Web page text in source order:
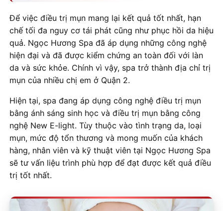
Để việc điều trị mụn mang lại kết quả tốt nhất, hạn
chế tối đa nguy cơ tái phát cũng như phục hồi da hiệu
quả. Ngọc Hương Spa đã áp dụng những công nghệ
hiện đại và đã được kiểm chứng an toàn đối với làn
da và sức khỏe. Chính vì vậy, spa trở thành địa chỉ trị
mụn của nhiều chị em ở Quận 2.
Hiện tại, spa đang áp dụng công nghệ điều trị mụn
bằng ánh sáng sinh học và điều trị mụn bằng công
nghệ New E-light. Tùy thuộc vào tình trạng da, loại
mụn, mức độ tổn thương và mong muốn của khách
hàng, nhân viên và kỹ thuật viên tại Ngọc Hương Spa
sẽ tư vấn liệu trình phù hợp để đạt được kết quả điều
trị tốt nhất.